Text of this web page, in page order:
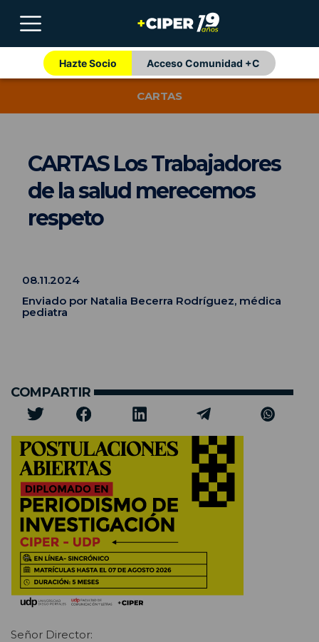
Hazte Socio Acceso Comunidad +C
CARTAS
CARTAS Los Trabajadores
de la salud merecemos
respeto
08.11.2024
Enviado por Natalia Becerra Rodríguez, médica
pediatra
COMPARTIR
Señor Director: